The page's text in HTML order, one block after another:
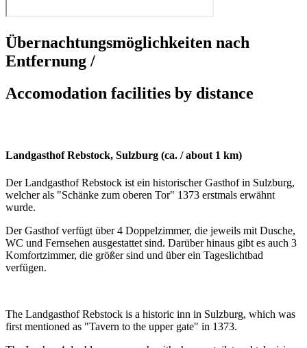
Übernachtungsmöglichkeiten nach
Entfernung /
Accomodation facilities by distance
Landgasthof Rebstock, Sulzburg (ca. / about 1 km)
Der Landgasthof Rebstock ist ein historischer Gasthof in Sulzburg,
welcher als "Schänke zum oberen Tor" 1373 erstmals erwähnt
wurde.
Der Gasthof verfügt über 4 Doppelzimmer, die jeweils mit Dusche,
WC und Fernsehen ausgestattet sind. Darüber hinaus gibt es auch 3
Komfortzimmer, die größer sind und über ein Tageslichtbad
verfügen.
The Landgasthof Rebstock is a historic inn in Sulzburg, which was
first mentioned as "Tavern to the upper gate" in 1373.